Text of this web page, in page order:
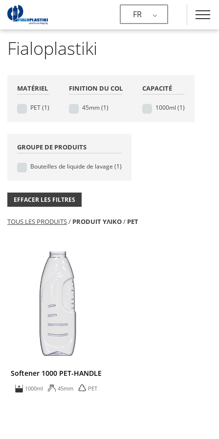
FR
Fialoplastiki
MATÉRIEL
PET(1)
FINITION DU COL
45mm(1)
CAPACITÉ
1000ml (1)
GROUPE DE PRODUITS
Bouteilles de liquide de lavage (1)
EFFACER LES FILTRES
TOUS LES PRODUITS/ PRODUIT ΥΛΙΚΟ/ PET
Softener 1000 PET-HANDLE
1000ml 45mm PET